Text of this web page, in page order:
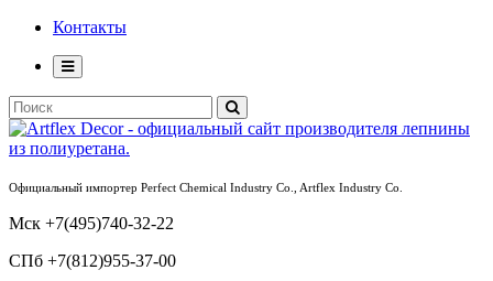
Контакты
Официальный импортер Perfect Chemical Industry Co., Artflex Industry Co.
Мск +7(495)740-32-22
СПб +7(812)955-37-00